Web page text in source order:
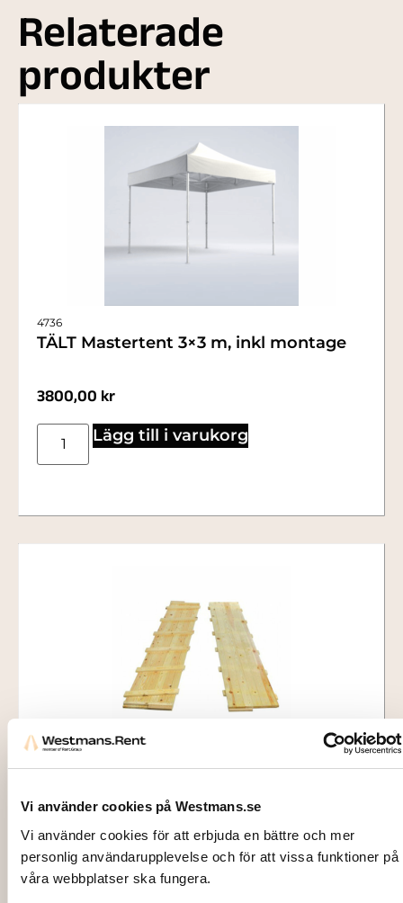
Vi använder cookies på Westmans.se
Vi använder cookies för att erbjuda en bättre och mer
personlig användarupplevelse och för att vissa funktioner på
våra webbplatser ska fungera.
Relaterade
produkter
4736
TÄLT Mastertent 3×3 m, inkl montage
3800,00 kr
Lägg till i varukorg
120,00kr
Lägg till i varukorg